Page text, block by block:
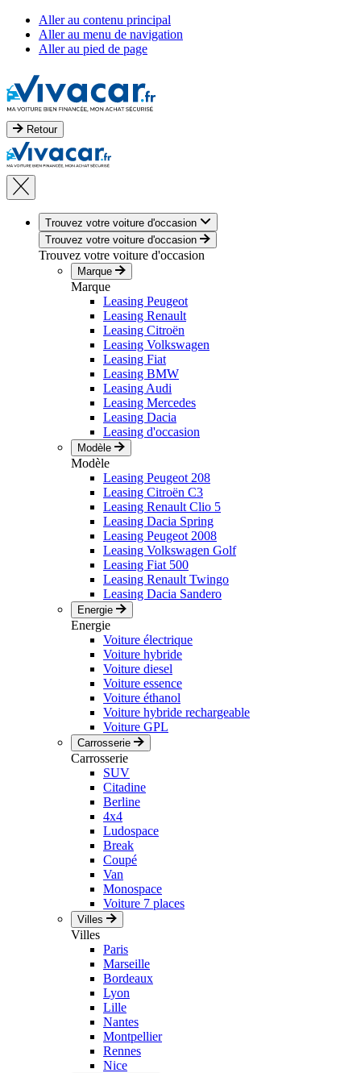
Aller au contenu principal
Aller au menu de navigation
Aller au pied de page
Retour
Trouvez votre voiture d'occasion
Trouvez votre voiture d'occasion
Trouvez votre voiture d'occasion
Marque
Marque
Leasing Peugeot
Leasing Renault
Leasing Citroën
Leasing Volkswagen
Leasing Fiat
Leasing BMW
Leasing Audi
Leasing Mercedes
Leasing Dacia
Leasing d'occasion
Modèle
Modèle
Leasing Peugeot 208
Leasing Citroën C3
Leasing Renault Clio 5
Leasing Dacia Spring
Leasing Peugeot 2008
Leasing Volkswagen Golf
Leasing Fiat 500
Leasing Renault Twingo
Leasing Dacia Sandero
Energie
Energie
Voiture électrique
Voiture hybride
Voiture diesel
Voiture essence
Voiture éthanol
Voiture hybride rechargeable
Voiture GPL
Carrosserie
Carrosserie
SUV
Citadine
Berline
4x4
Ludospace
Break
Coupé
Van
Monospace
Voiture 7 places
Villes
Villes
Paris
Marseille
Bordeaux
Lyon
Lille
Nantes
Montpellier
Rennes
Nice